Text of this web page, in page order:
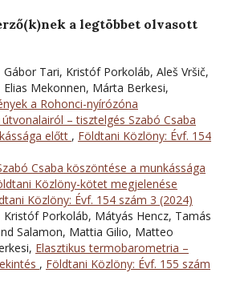
a legtöbbet olvasott
Tari, Kristóf Porkoláb, Aleš Vršič,
Mekonnen, Márta Berkesi,
a Rohonci-nyírózóna
– tisztelgés Szabó Csaba
előtt , Földtani Közlöny: Évf. 154
Csaba köszöntése a munkássága
Közlöny-kötet megjelenése
Közlöny: Évf. 154 szám 3 (2024)
Kristóf Porkoláb, Mátyás Hencz, Tamás
Salamon, Mattia Gilio, Matteo
Elasztikus termobarometria –
, Földtani Közlöny: Évf. 155 szám